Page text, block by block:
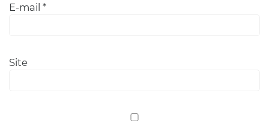
E-mail *
Site